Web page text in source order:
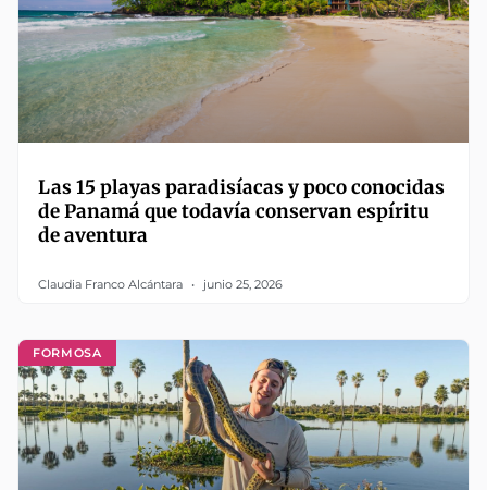
Las 15 playas paradisíacas y poco conocidas
de Panamá que todavía conservan espíritu
de aventura
Claudia Franco Alcántara junio 25, 2026
FORMOSA